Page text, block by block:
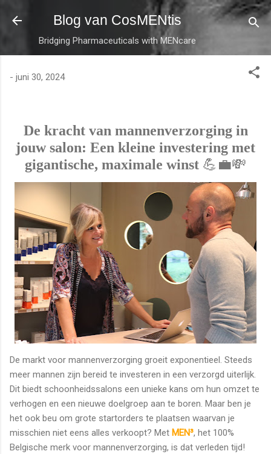
Doorgaan naar hoofdcontent
Blog van CosMENtis
Bridging Pharmaceuticals with MENcare
- juni 30, 2024
De kracht van mannenverzorging in
jouw salon: Een kleine investering met
gigantische, maximale winst 💪💼💸
De markt voor mannenverzorging groeit exponentieel. Steeds
meer mannen zijn bereid te investeren in een verzorgd uiterlijk.
Dit biedt schoonheidssalons een unieke kans om hun omzet te
verhogen en een nieuwe doelgroep aan te boren. Maar ben je
het ook beu om grote startorders te plaatsen waarvan je
misschien niet eens alles verkoopt? Met MEN³, het 100%
Belgische merk voor mannenverzorging, is dat verleden tijd!